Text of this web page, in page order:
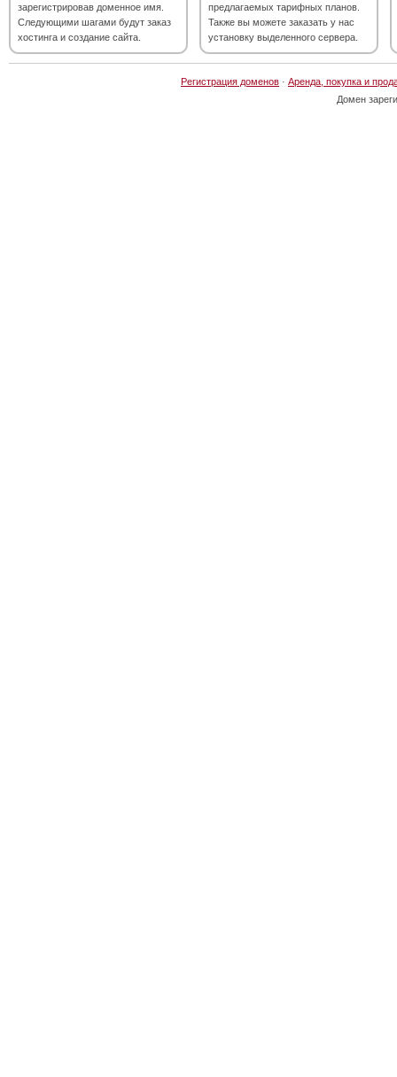
зарегистрировав доменное имя.
Следующими шагами будут заказ
хостинга и создание сайта.
предлагаемых тарифных планов.
Также вы можете заказать у нас
установку выделенного сервера.
Регистрация доменов · Аренда, покупка и
Домен